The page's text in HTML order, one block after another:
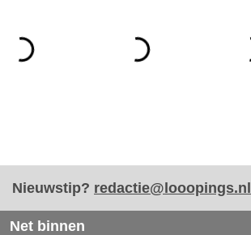
Nieuwstip? redactie@looopings.nl
Net binnen